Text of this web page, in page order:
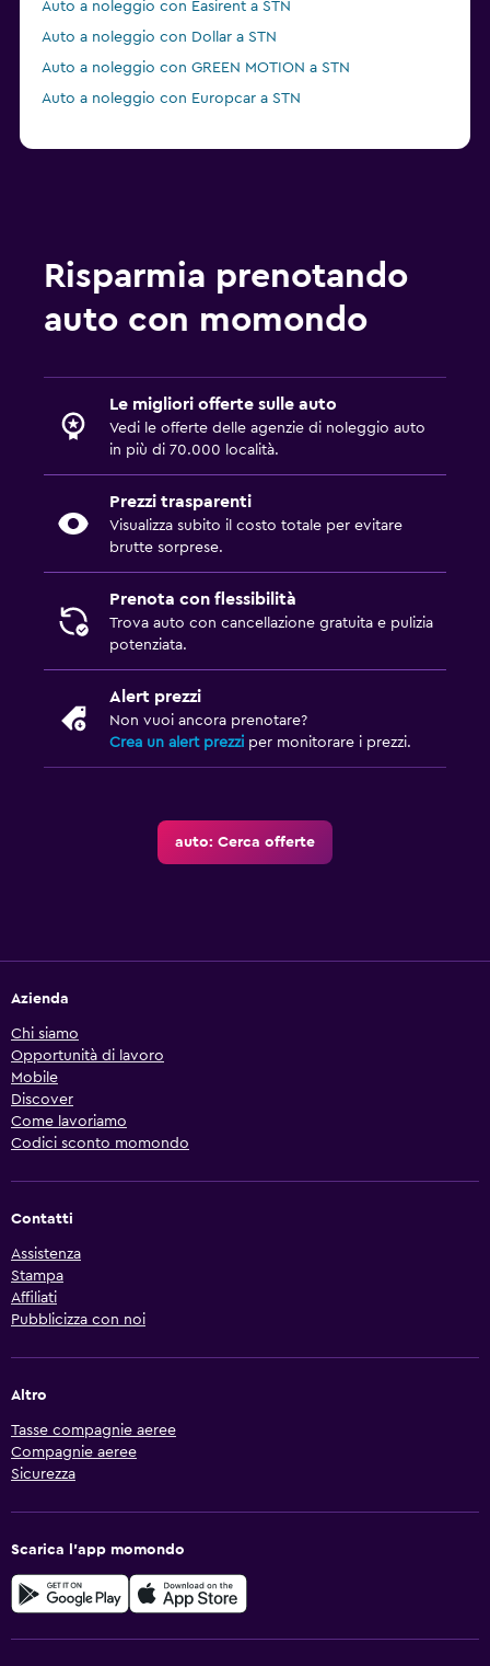
Auto a noleggio con Easirent a STN
Auto a noleggio con Dollar a STN
Auto a noleggio con GREEN MOTION a STN
Auto a noleggio con Europcar a STN
Risparmia prenotando
auto con momondo
Le migliori offerte sulle auto
Vedi le offerte delle agenzie di noleggio auto
in più di 70.000 località.
Prezzi trasparenti
Visualizza subito il costo totale per evitare
brutte sorprese.
Prenota con flessibilità
Trova auto con cancellazione gratuita e pulizia
potenziata.
Alert prezzi
Non vuoi ancora prenotare?
Crea un alert prezzi per monitorare i prezzi.
auto: Cerca offerte
Azienda
Chi siamo
Opportunità di lavoro
Mobile
Discover
Come lavoriamo
Codici sconto momondo
Contatti
Assistenza
Stampa
Affiliati
Pubblicizza con noi
Altro
Tasse compagnie aeree
Compagnie aeree
Sicurezza
Scarica l'app momondo